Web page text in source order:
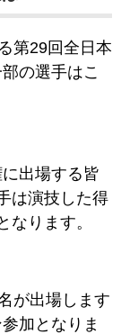
第29回全日本
の選手はこ
出場する皆
は演技した得
なります。
が出場します
加となりま